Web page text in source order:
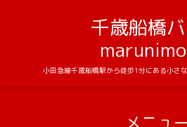
千歳船橋
小田急線千歳船橋駅から徒歩1分にある小さ
メニュ